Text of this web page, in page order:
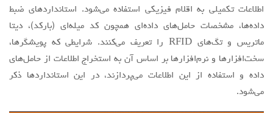
اطلاعات تكميلی به اقلام فيزيكی استفاده می‌شود. استانداردهای ضبط
داده‌ها، مشخصات حامل‌های داده‌ای همچون كد ميله‌ای (باركد)، دیتا
ماتریس و تگ‌های RFID را تعريف می‌کنند. شرايطی كه پويشگرها،
سخت‌افزارها و نرم‌افزارها بر اساس آن به استخراج اطلاعات از حامل‌های
داده و استفاده از اين اطلاعات می‌پردازند، در اين استانداردها ذكر
می‌شود.